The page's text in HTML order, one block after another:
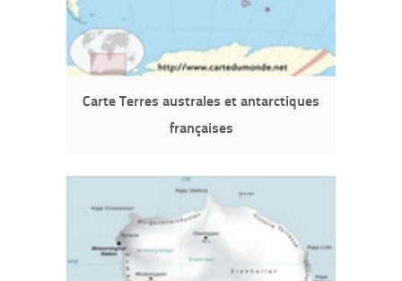
Carte Terres australes et antarctiques
françaises